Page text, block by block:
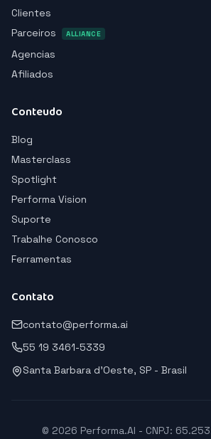
Clientes
Parceiros
ALLIANCE
Agencias
Afiliados
Conteudo
Blog
Masterclass
Spotlight
Performa Vision
Suporte
Trabalhe Conosco
Ferramentas
Contato
contato@performa.ai
55 19 3461-5339
Santa Barbara d'Oeste, SP - Brasil
© 2026 Performa.AI - CNPJ: